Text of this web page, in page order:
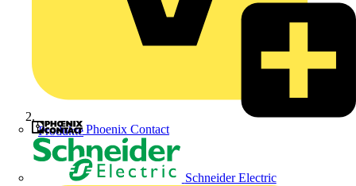
Phoenix Contact
Schneider Electric
Produkte